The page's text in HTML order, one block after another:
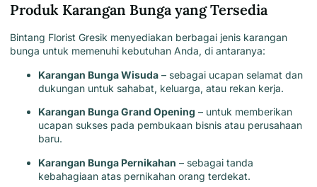
Produk Karangan Bunga yang Tersedia
Bintang Florist Gresik menyediakan berbagai jenis karangan
bunga untuk memenuhi kebutuhan Anda, di antaranya:
Karangan Bunga Wisuda – sebagai ucapan selamat dan
dukungan untuk sahabat, keluarga, atau rekan kerja.
Karangan Bunga Grand Opening – untuk memberikan
ucapan sukses pada pembukaan bisnis atau perusahaan
baru.
Karangan Bunga Pernikahan – sebagai tanda
kebahagiaan atas pernikahan orang terdekat.